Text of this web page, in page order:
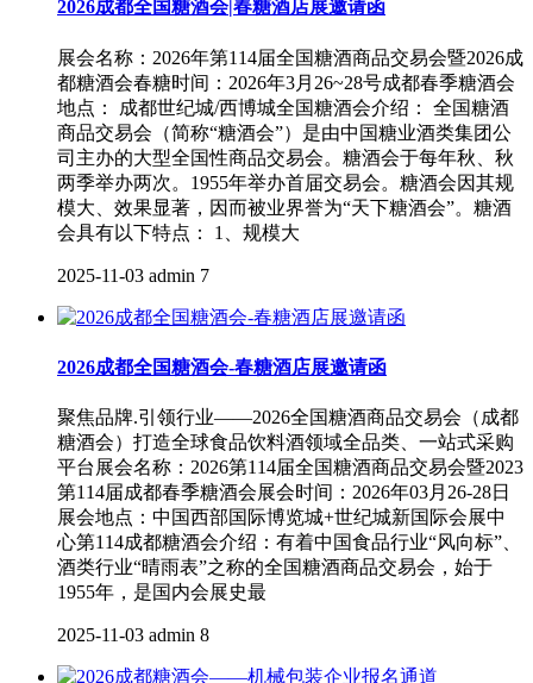
2026成都全国糖酒会|春糖酒店展邀请函
展会名称：2026年第114届全国糖酒商品交易会暨2026成
都糖酒会春糖时间：2026年3月26~28号成都春季糖酒会
地点： 成都世纪城/西博城全国糖酒会介绍： 全国糖酒
商品交易会（简称“糖酒会”）是由中国糖业酒类集团公
司主办的大型全国性商品交易会。糖酒会于每年秋、秋
两季举办两次。1955年举办首届交易会。糖酒会因其规
模大、效果显著，因而被业界誉为“天下糖酒会”。糖酒
会具有以下特点： 1、规模大
2025-11-03 admin 7
2026成都全国糖酒会-春糖酒店展邀请函
聚焦品牌.引领行业——2026全国糖酒商品交易会（成都
糖酒会）打造全球食品饮料酒领域全品类、一站式采购
平台展会名称：2026第114届全国糖酒商品交易会暨2023
第114届成都春季糖酒会展会时间：2026年03月26-28日
展会地点：中国西部国际博览城+世纪城新国际会展中
心第114成都糖酒会介绍：有着中国食品行业“风向标”、
酒类行业“晴雨表”之称的全国糖酒商品交易会，始于
1955年，是国内会展史最
2025-11-03 admin 8